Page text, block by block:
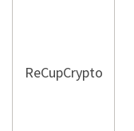
ReCupCrypto